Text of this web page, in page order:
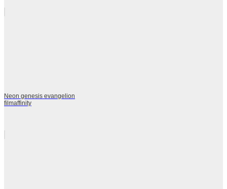
Neon genesis evangelion
filmaffinity